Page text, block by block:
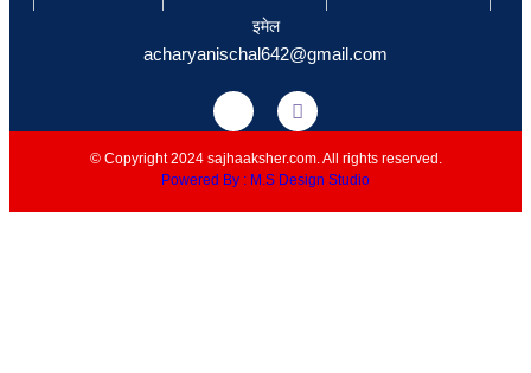
इमेल
acharyanischal642@gmail.com
© Copyright 2024 sajhaaksher.com. All rights reserved.
Powered By : M.S Design Studio